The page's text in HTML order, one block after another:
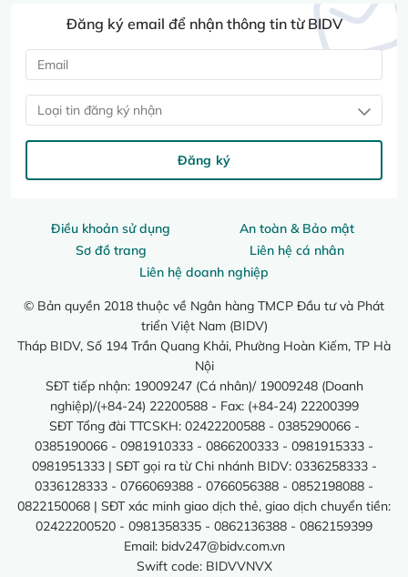
Điều khoản sử dụng
An toàn & Bảo mật
Sơ đồ trang
Liên hệ cá nhân
Liên hệ doanh nghiệp
© Bản quyền 2018 thuộc về Ngân hàng TMCP Đầu tư và Phát
triển Việt Nam (BIDV)
Tháp BIDV, Số 194 Trần Quang Khải, Phường Hoàn Kiếm, TP Hà
Nội
SĐT tiếp nhận: 19009247 (Cá nhân)/ 19009248 (Doanh
nghiệp)/(+84-24) 22200588 - Fax: (+84-24) 22200399
SĐT Tổng đài TTCSKH: 02422200588 - 0385290066 -
0385190066 - 0981910333 - 0866200333 - 0981915333 -
0981951333 | SĐT gọi ra từ Chi nhánh BIDV: 0336258333 -
0336128333 - 0766069388 - 0766056388 - 0852198088 -
0822150068 | SĐT xác minh giao dịch thẻ, giao dịch chuyển tiền:
02422200520 - 0981358335 - 0862136388 - 0862159399
Email: bidv247@bidv.com.vn
Swift code: BIDVVNVX
Đăng ký email để nhận thông tin từ BIDV
Loại tin đăng ký nhận
Đăng ký